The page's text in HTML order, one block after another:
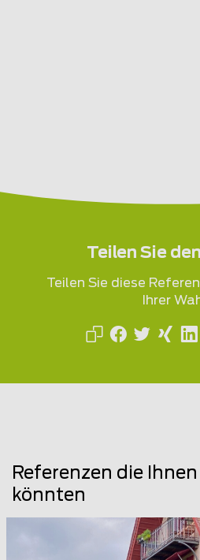
Teilen Sie
Teilen Sie diese
Ihrer
Referenzen die
könnten